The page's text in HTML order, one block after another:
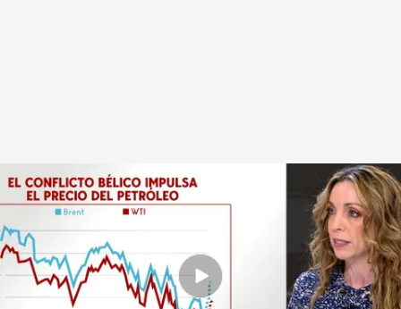
Sube el precio del petróleo ante las declaraciones de Joe Biden
Redacción digital Noticias Cuatro
04 OCT 2024 - 17:13h.
Los pozos iraníes son la principal fuente de